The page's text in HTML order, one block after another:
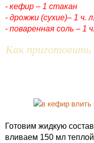
- кефир – 1 стакан
- дрожжи (сухие)– 1 ч. л.
- поваренная соль – 1
Как
Готовим жидкую
вливаем 150 мл